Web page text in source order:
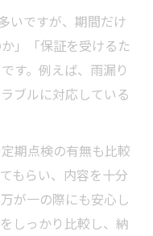
いですが、期間だけ
」「保証を受けるた
す。例えば、雨漏り
ブルに対応している
期点検の有無も比較
もらい、内容を十分
が一の際にも安心し
しっかり比較し、納